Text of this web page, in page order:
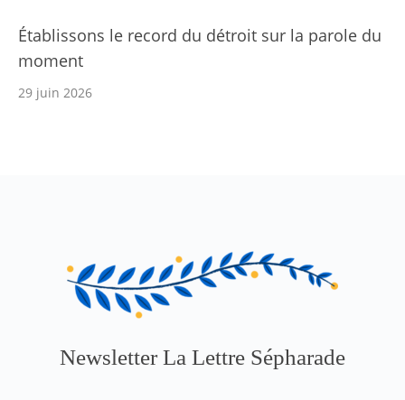
Établissons le record du détroit sur la parole du
moment
29 juin 2026
Newsletter La Lettre Sépharade